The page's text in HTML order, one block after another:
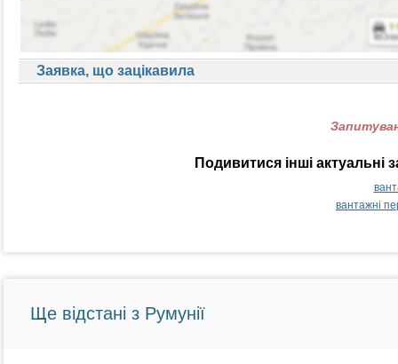
Заявка, що зацікавила
Подивитися інші
вантажні
Ще відстані з Румунії